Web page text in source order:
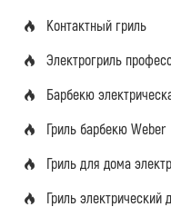
Контактный гриль
Электрогриль
Барбекю
Гриль барбекю Weber
Гриль для дома
Гриль электрический